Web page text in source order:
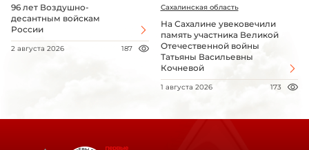
96 лет Воздушно-
десантным войскам
России
2 августа 2026 187
Сахалинская область
На Сахалине увековечили
память участника Великой
Отечественной войны
Татьяны Васильевны
Кочневой
1 августа 2026 173